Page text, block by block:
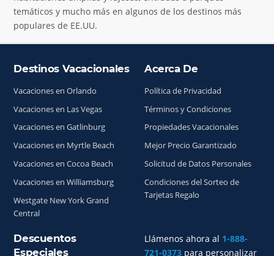
temáticos y mucho más en algunos de los destinos más
populares de EE.UU.
Índice del sitio
Llámenos ahora al 1-888-
721-0373 para personalizar
Destinos Vacacionales
Vacaciones en Orlando
Vacaciones en Las Vegas
Vacaciones en Gatlinburg
Vacaciones en Myrtle Beach
Vacaciones en Cocoa Beach
Vacaciones en Williamsburg
Westgate New York Grand
Central
Acerca De
Política de Privacidad
Términos y Condiciones
Propiedades Vacacionales
Mejor Precio Garantizado
Solicitud de Datos Personales
Condiciones del Sorteo de
Tarjetas Regalo
Descuentos
Especiales